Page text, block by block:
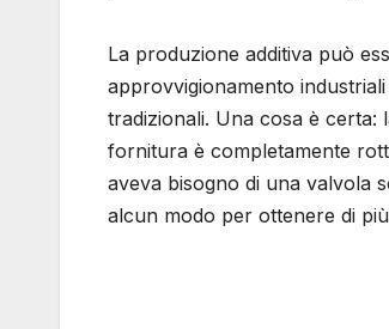
La produzione additiva può
approvvigionamento
tradizionali. Una cosa è certa:
fornitura è completamente
aveva bisogno di una valvola
alcun modo per ottenere di